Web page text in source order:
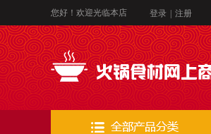
您好！欢迎光临本店 登录 注册